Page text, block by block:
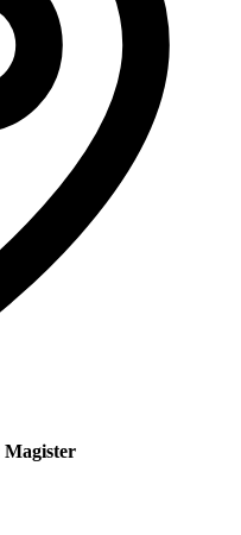
Magister